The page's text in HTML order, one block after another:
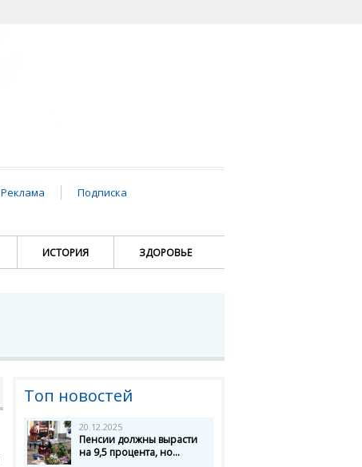
Реклама
Подписка
ИСТОРИЯ ЗДОРОВЬЕ
Топ новостей
20.12.2025
Пенсии должны вырасти
на 9,5 процента, но...